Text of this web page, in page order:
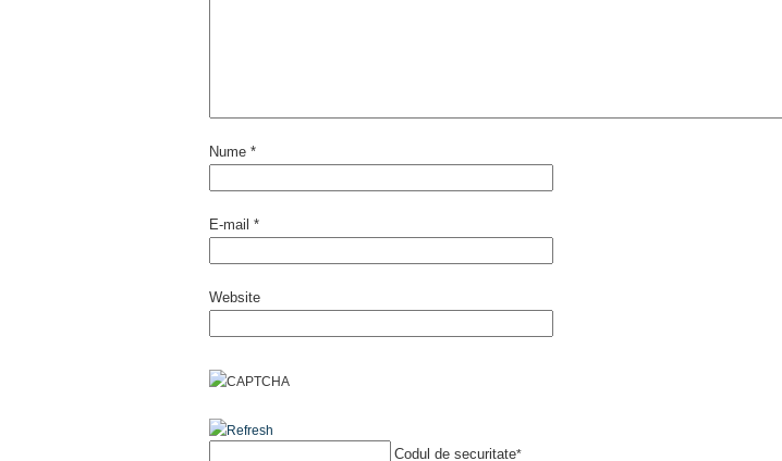
Nume *
E-mail *
Website
Codul de securitate*